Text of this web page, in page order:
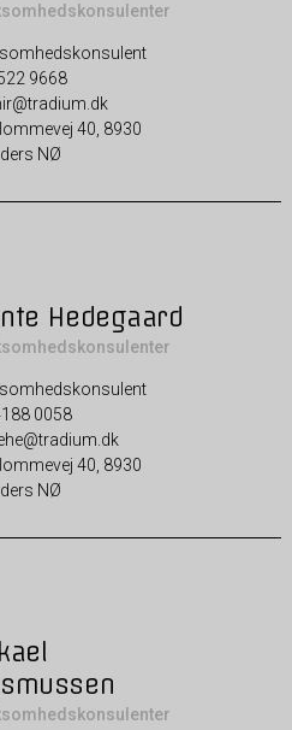
9668
40, 8930
NØ
Hedegaard
0058
40, 8930
NØ